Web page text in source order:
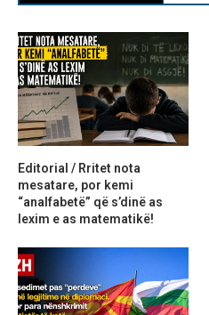
Editorial / Rritet nota
mesatare, por kemi
“analfabetë” që s’dinë as
lexim e as matematikë!